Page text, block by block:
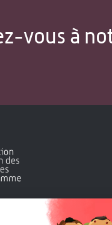
vous à
Fondation Maison Sciences de
et la diffusion des